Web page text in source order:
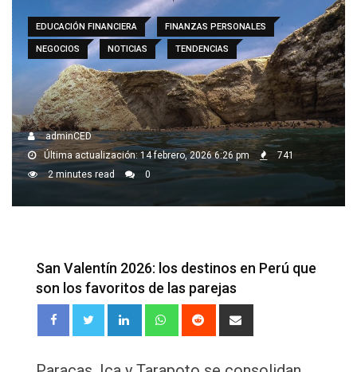
EDUCACIÓN FINANCIERA FINANZAS PERSONALES
NEGOCIOS NOTICIAS TENDENCIAS
adminCED
Última actualización: 14 febrero, 2026 6:26 pm
741
2 minutes read
0
San Valentín 2026: los destinos en Perú que
son los favoritos de las parejas
LinkedInWhatsapp
Reddit
via